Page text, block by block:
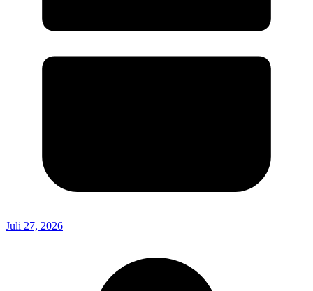
Juli 27, 2026